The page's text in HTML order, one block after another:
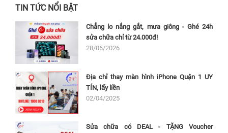
TIN TỨC NỔI BẬT
Chẳng lo nắng gắt, mưa giông - Ghé 24h
sửa chữa chỉ từ 24.000đ!
28/06/2026
Địa chỉ thay màn hình iPhone Quận 1 UY
TÍN, lấy liền
02/04/2025
Sửa chữa có DEAL - TẶNG Voucher